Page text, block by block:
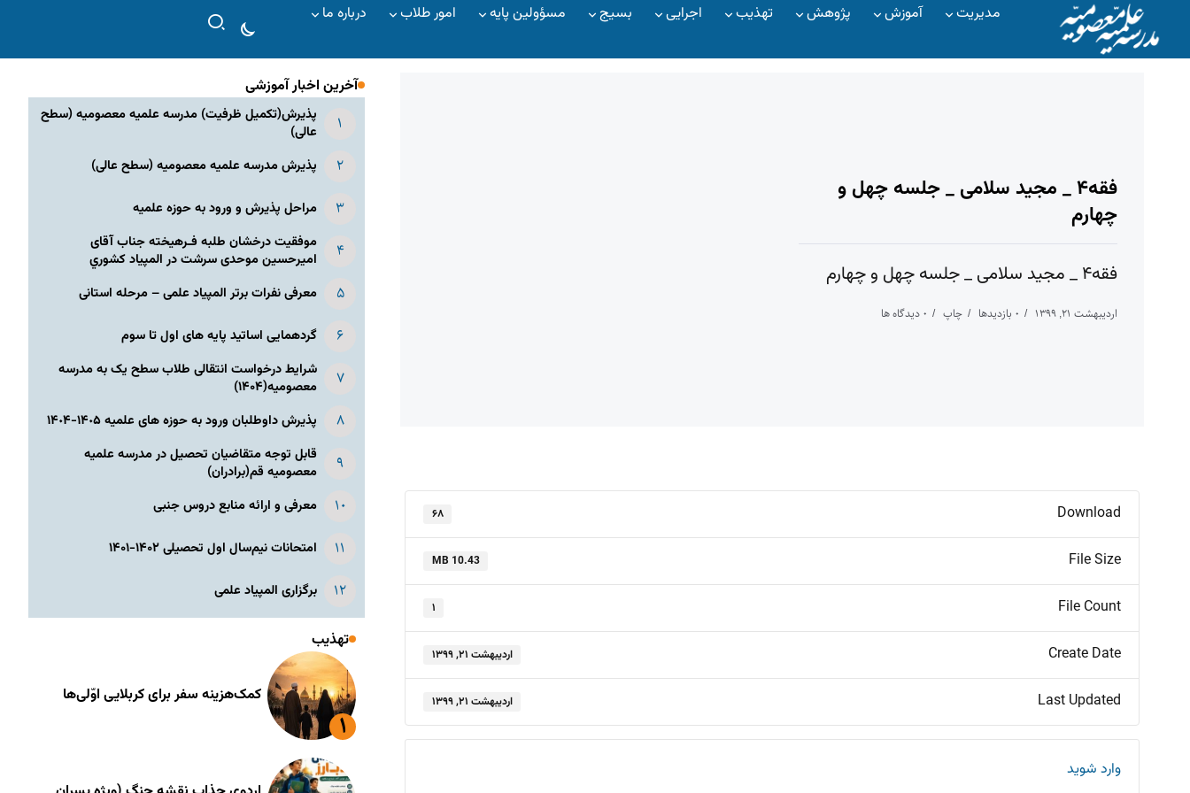
مدیریت آموزش پژوهش تهذیب اجرایی بسیج مسؤولین پایه امور طلاب درباره ما
فقه۴ _ مجید سلامی _ جلسه چهل و
چهارم
فقه۴ _ مجید سلامی _ جلسه چهل و چهارم
اردیبهشت ۲۱, ۱۳۹۹ ۰ بازدیدها چاپ ۰ دیدگاه ها
Download ۶۸
File Size
10.43 MB
File Count ۱
Create Date اردیبهشت ۲۱, ۱۳۹۹
Last Updated اردیبهشت ۲۱, ۱۳۹۹
وارد شوید
آخرین اخبار آموزشی
پذیرش(تکمیل ظرفیت) مدرسه علمیه معصومیه‌ (سطح
عالی)
پذیرش مدرسه علمیه معصومیه‌ (سطح عالی)
مراحل پذیرش و ورود به حوزه علمیه
موفقیت درخشان طلبه فـرهیخته جناب آقای
امیرحسین موحدی سرشت در المپياد كشوري
معرفی نفرات برتر المپیاد علمی – مرحله استانی
گردهمایی اساتید پایه های اول تا سوم
شرایط درخواست انتقالی طلاب سطح یک به مدرسه
معصومیه(۱۴۰۴)
پذیرش داوطلبان ورود به حوزه های علمیه ١۴٠۵-١۴٠۴
قابل توجه متقاضیان تحصیل در مدرسه علمیه
معصومیه قم(برادران)
معرفی و ارائه منابع دروس جنبی
امتحانات نیم‌سال اول تحصیلی ۱۴۰۲-۱۴۰۱
برگزاری المپیاد علمی
تهذیب
کمک‌هزینه سفر برای کربلایی اوّلی‌ها